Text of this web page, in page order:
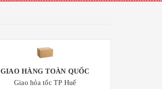
GIAO HÀNG TOÀN QUỐC
Giao hỏa tốc TP Huế